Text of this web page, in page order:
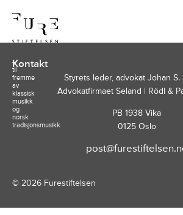
Forfatter:
–
til
fremme
av
klassisk
musikk
og
norsk
tradisjonsmusikk
Kontakt
Styrets leder, advokat Johan S.
Advokatfirmaet Seland | Rödl &
PB 1938 Vika
0125 Oslo
© 2026 Furestiftelsen